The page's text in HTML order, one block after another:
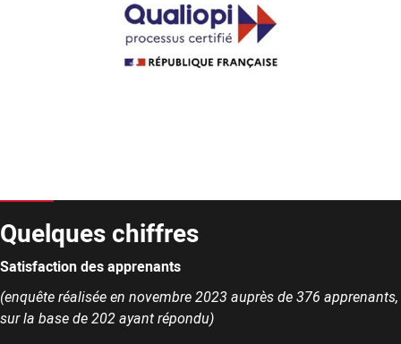
Quelques chiffres
Satisfaction des apprenants
(enquête réalisée en novembre 2023 auprès de 376 apprenants,
sur la base de 202 ayant répondu)